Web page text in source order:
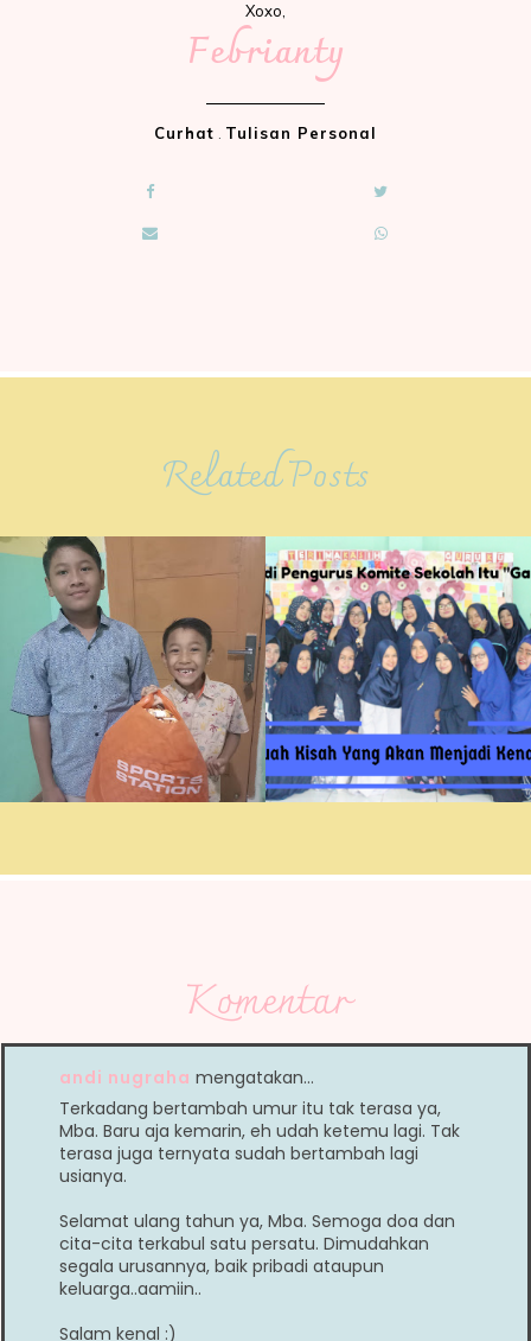
Xoxo,
Febrianty
Curhat Tulisan Personal
Related Posts
Komentar
andi nugraha mengatakan…
Terkadang bertambah umur itu tak terasa ya,
Mba. Baru aja kemarin, eh udah ketemu lagi. Tak
terasa juga ternyata sudah bertambah lagi
usianya.
Selamat ulang tahun ya, Mba. Semoga doa dan
cita-cita terkabul satu persatu. Dimudahkan
segala urusannya, baik pribadi ataupun
keluarga..aamiin..
Salam kenal :)